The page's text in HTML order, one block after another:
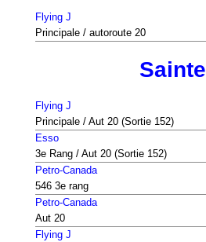
Flying J
Principale / autoroute 20
Flying J
Principale / Aut 20 (Sortie 152)
Esso
3e Rang / Aut 20 (Sortie 152)
Petro-Canada
546 3e rang
Petro-Canada
Aut 20
Flying J